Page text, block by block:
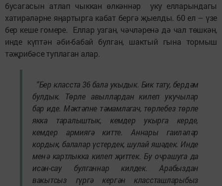
бусагасын атлап чыккан өлкәннәр уку елларындагы
хатирәләрне яңартырга кабат бергә җыелды. 60 ел – үзе
бер кеше гомере. Еллар узган, чәчләренә дә чал төшкән,
инде күптән әби-бабай булган, шактый гына тормыш
тәҗрибәсе туплаган алар.
“Бер класста 36 бала укыдык. Бик тату, бердәм
булдык. Төрле авыллардан килеп укучылар
бар иде. Мәктәпне тәмамлагач, төрлебез төрле
якка таралыштык, кемдер укырга керде,
кемдер армиягә китте. Аннары гаиләләр
кордык, балалар үстердек, шулай яшәдек. Инде
менә картлыкка килеп җиттек. Бу очрашуга да
исән-сау булганнар килдек. Арабыздан
вакытсыз гүргә кергән классташларыбыз